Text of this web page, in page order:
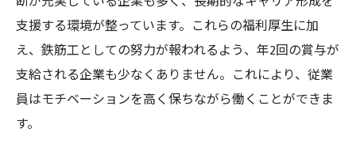
支援する環境が整っています。これらの福利厚生に加
え、鉄筋工としての努力が報われるよう、年2回の賞与が
支給される企業も少なくありません。これにより、従業
員はモチベーションを高く保ちながら働くことができま
す。